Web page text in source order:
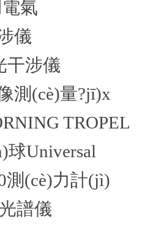
氣
儀
干涉儀
測(cè)量?jī)x
TROPEL
球Universal
測(cè)力計(jì)
譜儀